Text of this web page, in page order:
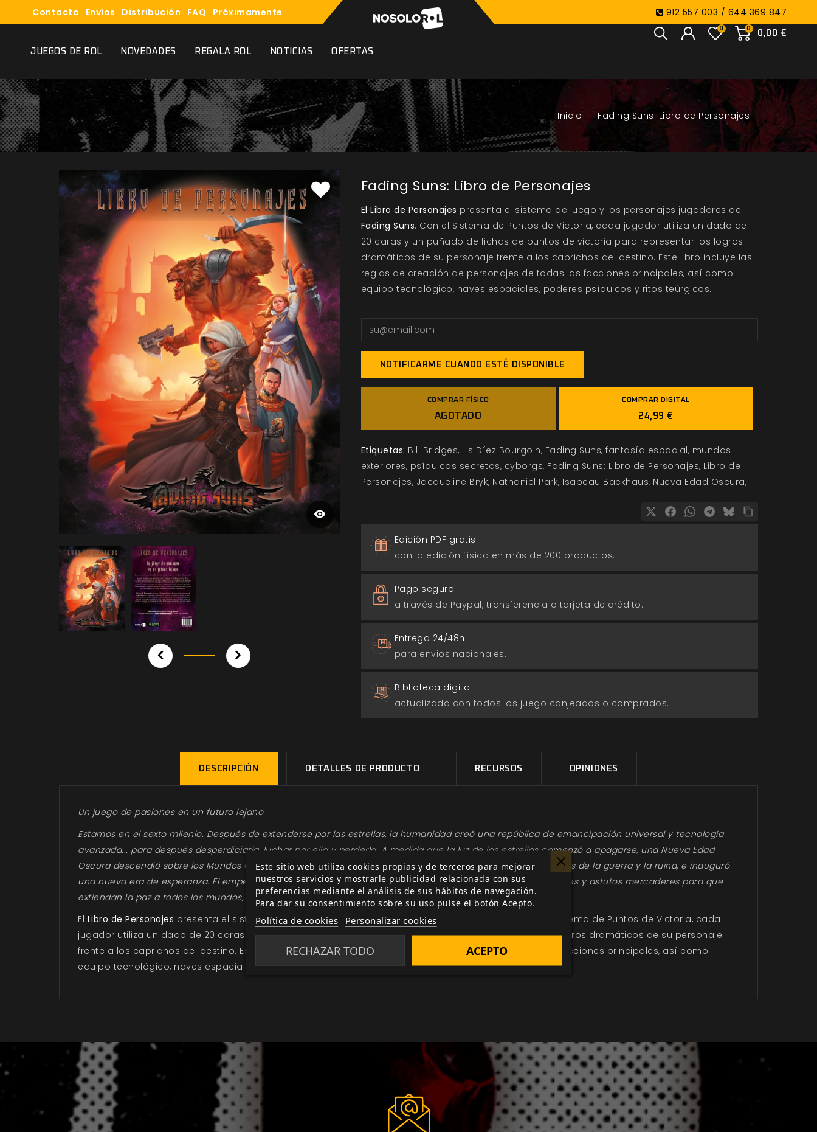
Contacto Envíos Distribución FAQ Próximamente 912 557 003 / 644 369 847
0
0,00 €
0
JUEGOS DE ROL NOVEDADES REGALA ROL NOTICIAS OFERTAS
Fading Suns: Libro de Personajes
Fading Suns: Libro de Personajes
El Libro de Personajes presenta el sistema de juego y los personajes jugadores de
Fading Suns. Con el Sistema de Puntos de Victoria, cada jugador utiliza un dado de
20 caras y un puñado de fichas de puntos de victoria para representar los logros
dramáticos de su personaje frente a los caprichos del destino. Este libro incluye las
reglas de creación de personajes de todas las facciones principales, así como
equipo tecnológico, naves espaciales, poderes psíquicos y ritos teúrgicos.
NOTIFICARME CUANDO ESTÉ DISPONIBLE
COMPRAR FÍSICO
AGOTADO
COMPRAR DIGITAL
24,99 €
Etiquetas: Bill Bridges Lis Díez Bourgoin Fading Suns fantasía espacial mundos
exteriores psíquicos secretos cyborgs Fading Suns: Libro de Personajes Libro de
Personajes Jacqueline Bryk Nathaniel Park Isabeau Backhaus Nueva Edad Oscura
Edición PDF gratis
con la edición física en más de 200 productos.
Pago seguro
a través de Paypal, transferencia o tarjeta de crédito.
Entrega 24/48h
para envios nacionales.
Biblioteca digital
actualizada con todos los juego canjeados o comprados.
DESCRIPCIÓN DETALLES DE PRODUCTO RECURSOS OPINIONES
Un juego de pasiones en un futuro lejano
Estamos en el sexto milenio. Después de extenderse por las estrellas, la humanidad creó una república de emancipación universal y tecnología
avanzada... para después desperdiciarla, luchar por ella y perderla. A medida que la luz de las estrellas comenzó a apagarse, una Nueva Edad
Oscura descendió sobre los Mundos Conocidos. Fue entonces cuando Alexius subió al poder, entre las cenizas de la guerra y la ruina, e inauguró
una nueva era de esperanza. El emperador ha hecho un llamamiento a valientes caballeros, sabios sacerdotes y astutos mercaderes para que
extiendan la paz a todos los mundos, conocidos y desconocidos.
El Libro de Personajes presenta el sistema de juego y los personajes jugadores de
. Con el Sistema de Puntos de Victoria, cada
jugador utiliza un dado de 20 caras y un puñado de fichas de puntos de victoria para representar los logros dramáticos de su personaje
frente a los caprichos del destino. Este libro incluye las reglas de creación de personajes de todas las facciones principales, así como
equipo tecnológico, naves espaciales, poderes psíquicos y ritos teúrgicos.
Este sitio web utiliza cookies propias y de terceros para mejorar
nuestros servicios y mostrarle publicidad relacionada con sus
preferencias mediante el análisis de sus hábitos de navegación.
Para dar su consentimiento sobre su uso pulse el botón Acepto.
Política de cookies Personalizar cookies
RECHAZAR TODO ACEPTO